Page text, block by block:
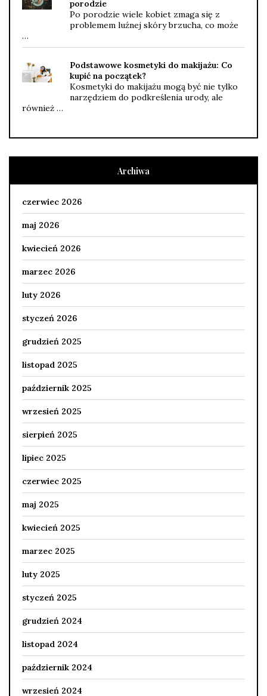
porodzie
Po porodzie wiele kobiet zmaga się z
problemem luźnej skóry brzucha, co może
…
Podstawowe kosmetyki do makijażu: Co
kupić na początek?
Kosmetyki do makijażu mogą być nie tylko
narzędziem do podkreślenia urody, ale
również …
Archiwa
czerwiec 2026
maj 2026
kwiecień 2026
marzec 2026
luty 2026
styczeń 2026
grudzień 2025
listopad 2025
październik 2025
wrzesień 2025
sierpień 2025
lipiec 2025
czerwiec 2025
maj 2025
kwiecień 2025
marzec 2025
luty 2025
styczeń 2025
grudzień 2024
listopad 2024
październik 2024
wrzesień 2024